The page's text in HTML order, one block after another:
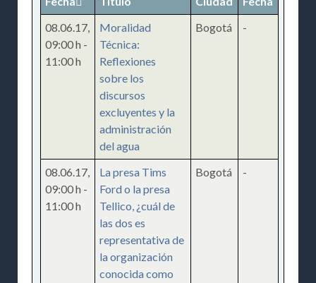
08.06.17,
09:00 h -
11:00 h
Moralidad
Técnica:
Reflexiones
sobre los
discursos
excluyentes y la
administración
del agua
Bogotá -
08.06.17,
09:00 h -
11:00 h
La presa Tims
Ford o la presa
Tellico, ¿cuál de
las dos es
representativa de
la organización
conocida como
Bogotá -